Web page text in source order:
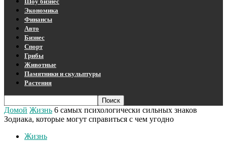
Экономика
Финансы
Авто
Бизнес
Спорт
Грибы
Животные
Памятники и скульптуры
Растения
Домой Жизнь 6 самых психологически сильных знаков
Зодиака, которые могут справиться с чем угодно
Жизнь